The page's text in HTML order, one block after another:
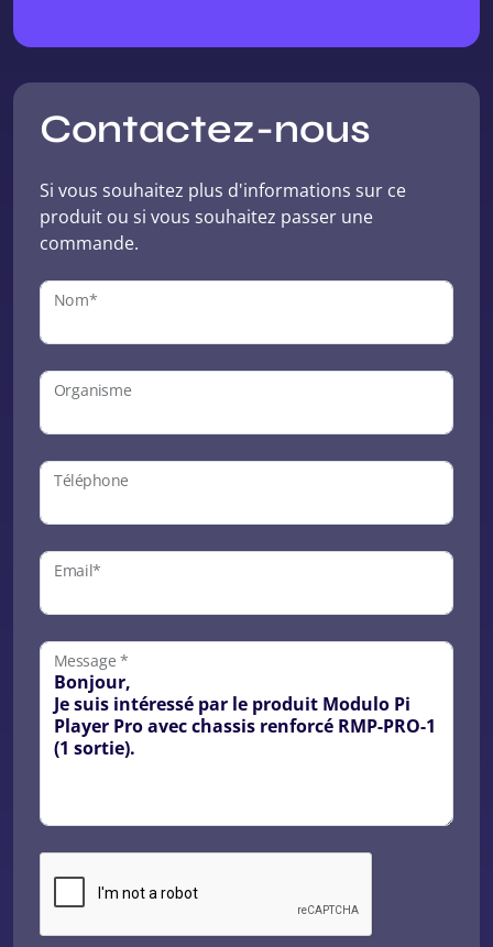
Contactez-nous
Si vous souhaitez plus d'informations sur ce
produit ou si vous souhaitez passer une
commande.
Nom*
Organisme
Téléphone
Email*
Message *